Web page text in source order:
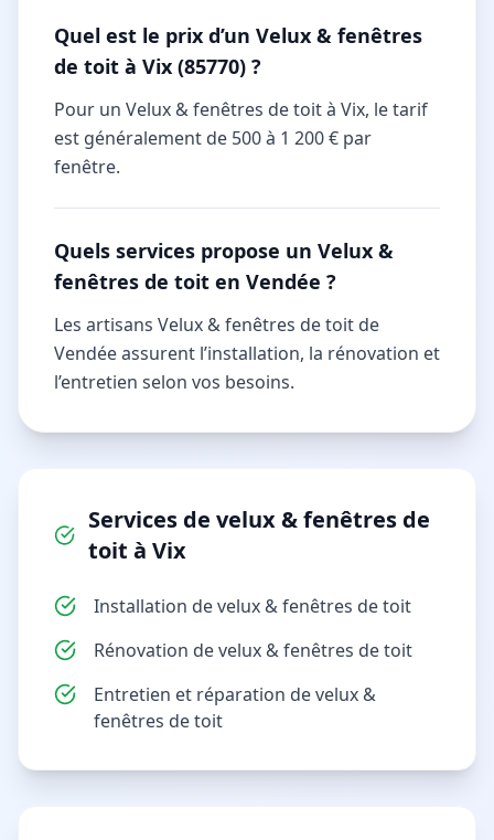
Quel est le prix d’un Velux & fenêtres
de toit à Vix (85770) ?
Pour un Velux & fenêtres de toit à Vix, le tarif
est généralement de 500 à 1 200 € par
fenêtre.
Quels services propose un Velux &
fenêtres de toit en Vendée ?
Les artisans Velux & fenêtres de toit de
Vendée assurent l’installation, la rénovation et
l’entretien selon vos besoins.
Services de velux & fenêtres de
toit à Vix
Installation de velux & fenêtres de toit
Rénovation de velux & fenêtres de toit
Entretien et réparation de velux &
fenêtres de toit